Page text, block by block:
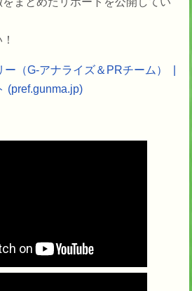
ー（G-アナライズ＆PRチーム） |
(pref.gunma.jp)